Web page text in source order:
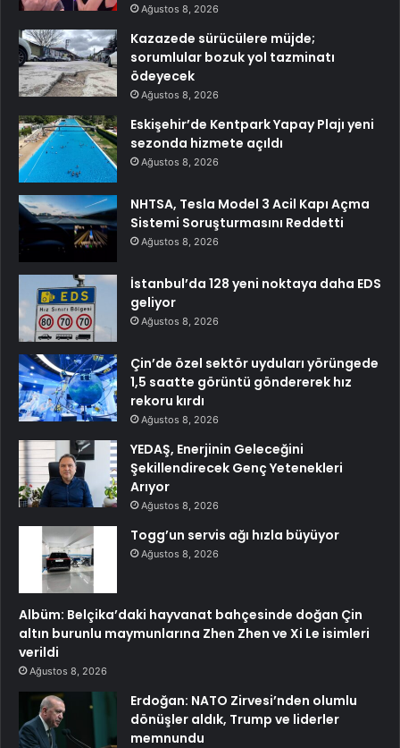
Ağustos 8, 2026
Kazazede sürücülere müjde;
sorumlular bozuk yol tazminatı
ödeyecek
Ağustos 8, 2026
Eskişehir’de Kentpark Yapay Plajı yeni
sezonda hizmete açıldı
Ağustos 8, 2026
NHTSA, Tesla Model 3 Acil Kapı Açma
Sistemi Soruşturmasını Reddetti
Ağustos 8, 2026
İstanbul’da 128 yeni noktaya daha EDS
geliyor
Ağustos 8, 2026
Çin’de özel sektör uyduları yörüngede
1,5 saatte görüntü göndererek hız
rekoru kırdı
Ağustos 8, 2026
YEDAŞ, Enerjinin Geleceğini
Şekillendirecek Genç Yetenekleri
Arıyor
Ağustos 8, 2026
Togg’un servis ağı hızla büyüyor
Ağustos 8, 2026
Albüm: Belçika’daki hayvanat bahçesinde doğan Çin
altın burunlu maymunlarına Zhen Zhen ve Xi Le isimleri
verildi
Ağustos 8, 2026
Erdoğan: NATO Zirvesi’nden olumlu
dönüşler aldık, Trump ve liderler
memnundu